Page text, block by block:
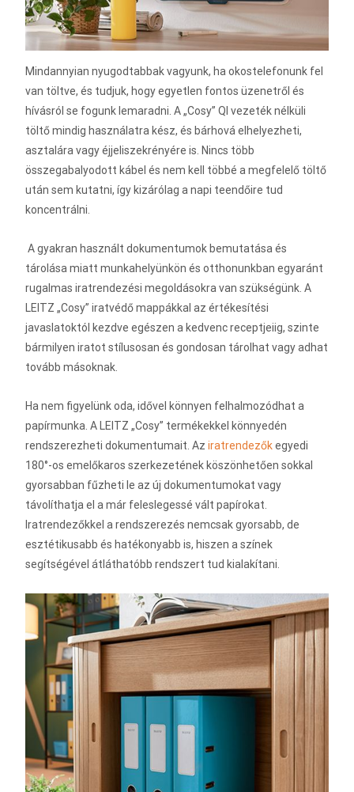
Mindannyian nyugodtabbak vagyunk, ha okostelefonunk fel
van töltve, és tudjuk, hogy egyetlen fontos üzenetről és
hívásról se fogunk lemaradni. A „Cosy” QI vezeték nélküli
töltő mindig használatra kész, és bárhová elhelyezheti,
asztalára vagy éjjeliszekrényére is. Nincs több
összegabalyodott kábel és nem kell többé a megfelelő töltő
után sem kutatni, így kizárólag a napi teendőire tud
koncentrálni.
A gyakran használt dokumentumok bemutatása és
tárolása miatt munkahelyünkön és otthonunkban egyaránt
rugalmas iratrendezési megoldásokra van szükségünk. A
LEITZ „Cosy” iratvédő mappákkal az értékesítési
javaslatoktól kezdve egészen a kedvenc receptjeiig, szinte
bármilyen iratot stílusosan és gondosan tárolhat vagy adhat
tovább másoknak.
Ha nem figyelünk oda, idővel könnyen felhalmozódhat a
papírmunka. A LEITZ „Cosy” termékekkel könnyedén
rendszerezheti dokumentumait. Az iratrendezőkegyedi
180°-os emelőkaros szerkezetének köszönhetően sokkal
gyorsabban fűzheti le az új dokumentumokat vagy
távolíthatja el a már feleslegessé vált papírokat.
Iratrendezőkkel a rendszerezés nemcsak gyorsabb, de
esztétikusabb és hatékonyabb is, hiszen a színek
segítségével átláthatóbb rendszert tud kialakítani.